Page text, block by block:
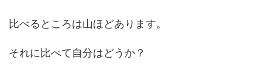
比べるところは山ほどあります。
それに比べて自分はどうか？